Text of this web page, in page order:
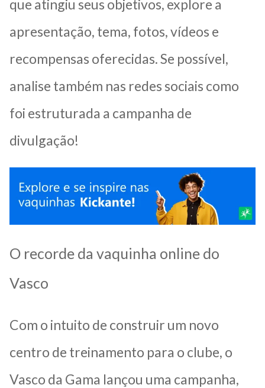
que atingiu seus objetivos, explore a
apresentação, tema, fotos, vídeos e
recompensas oferecidas. Se possível,
analise também nas redes sociais como
foi estruturada a campanha de
divulgação!
O recorde da vaquinha online do
Vasco
Com o intuito de construir um novo
centro de treinamento para o clube, o
Vasco da Gama lançou uma campanha,